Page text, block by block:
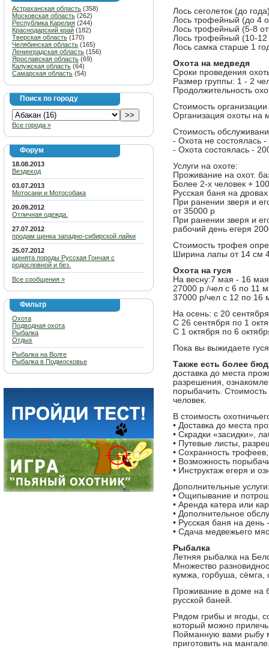
Астраханская область (358)
Московская область (262)
Республика Карелия (244)
Краснодарский край (182)
Тверская область (170)
Челябинская область (165)
Ленинградская область (156)
Ярославская область (69)
Калужская область (64)
Самарская область (54)
Поиск по городу
Все города »
Форум
18.08.2013
Вездеход
03.07.2013
Мотосани и Мотособака
20.09.2012
Отличная одежда.
27.07.2012
продам щенка западно-сибирской лайки
25.07.2012
щенята породы Русская Гончая с
родословной и без.
Все сообщения »
Фильтр
Охота
Подводная охота
Рыбалка
Отдых
Рыбалка на Волге
Рыбалка в Подмосковье
Лось сеголеток (до
Лось трофейный (до 4
Лось трофейный (5-8
Лось трофейный (10-12
Лось самка старше 1
Охота на медведя
Сроки проведения
Размер группы: 1 - 2
Продолжительность
Стоимость
Организация охоты на
Стоимость
- Охота не состоялась
- Охота состоялась -
Услуги на охоте:
Проживание на охот.
Более 2-х человек +
Русская баня на
При ранении зверя и
от 35000 р
При ранении зверя и
рабочий день егеря
Стоимость трофея
Ширина лапы от 14 см
Охота на гуся
На весну:7 мая - 16 мая
27000 р /чел с 6 по 11
37000 р/чел с 12 по 16
На осень: с 20
С 26 сентября по 1
С 1 октября по 6
Пока вы выжидаете
Также есть более
доставка до места
разрешения,
порыбачить. Стоимость
человек.
В стоимость
• Доставка до места
• Скрадки «засидки»,
• Путевые листы,
• Сохранность
• Возможность
• Инструктаж егеря и
Дополнительные
• Ощипывание и
• Аренда катера или
• Дополнительное
• Русская баня на день
• Сдача медвежьего
Рыбалка
Летняя рыбалка на
Множество
кумжа, горбуша, сёмга,
Проживание в доме на
русской баней.
Рядом грибы и ягоды,
который можно прилечь
Пойманную вами рыбу
приготовить на